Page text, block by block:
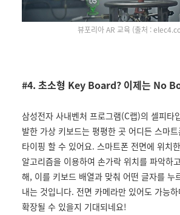
뷰포리아 AR 교육 (출처 :
#4. 초소형 Key Board? 이제는 No
삼성전자 사내벤처 프로그램(C랩)의 셀피
발한 가상 키보드는 평평한 곳 어디든 스마
타이핑 할 수 있어요. 스마트폰 전면에 위치
알고리즘을 이용하여 손가락 위치를 파악하
해, 이를 키보드 배열과 맞춰 어떤 글자를 누
내는 것입니다. 전면 카메라만 있어도 가능
확장될 수 있을지 기대되네요!